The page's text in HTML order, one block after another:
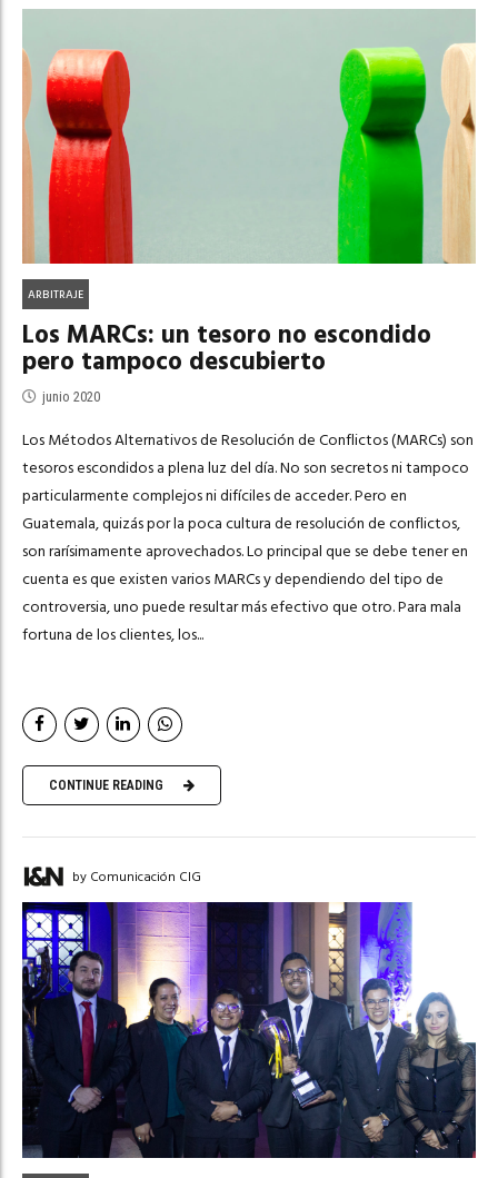
ARBITRAJE
Los MARCs: un tesoro no escondido
pero tampoco descubierto
junio 2020
Los Métodos Alternativos de Resolución de Conflictos (MARCs) son
tesoros escondidos a plena luz del día. No son secretos ni tampoco
particularmente complejos ni difíciles de acceder. Pero en
Guatemala, quizás por la poca cultura de resolución de conflictos,
son rarísimamente aprovechados. Lo principal que se debe tener en
cuenta es que existen varios MARCs y dependiendo del tipo de
controversia, uno puede resultar más efectivo que otro. Para mala
fortuna de los clientes, los...
CONTINUE READING
by Comunicación CIG